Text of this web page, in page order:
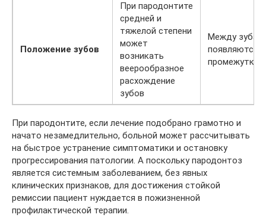
Положение зубов
При пародонтите
средней и
тяжелой степени
может
возникать
веерообразное
расхождение
зубов
Между
появляются
промежутки
При пародонтите, если лечение подобрано грамотно и
начато незамедлительно, больной может рассчитывать
на быстрое устранение симптоматики и остановку
прогрессирования патологии. А поскольку пародонтоз
является системным заболеванием, без явных
клинических признаков, для достижения стойкой
ремиссии пациент нуждается в пожизненной
профилактической терапии.